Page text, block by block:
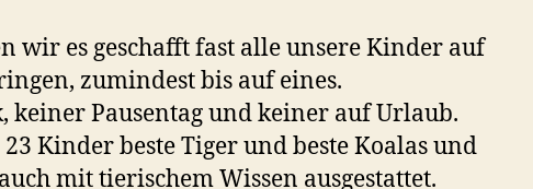
wir es geschafft fast alle unsere Kinder auf
zumindest bis auf eines.
keiner Pausentag und keiner auf Urlaub.
Kinder beste Tiger und beste Koalas und
mit tierischem Wissen ausgestattet.